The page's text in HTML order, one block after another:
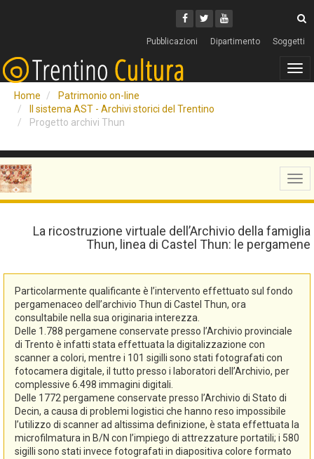
Facebook
Twitter
Youtube
Pubblicazioni Dipartimento Soggetti
Home
Patrimonio on-line
Il sistema AST - Archivi storici del Trentino
Progetto archivi Thun
La ricostruzione virtuale dell’Archivio della famiglia
Thun, linea di Castel Thun: le pergamene
Particolarmente qualificante è l’intervento effettuato sul fondo
pergamenaceo dell’archivio Thun di Castel Thun, ora
consultabile nella sua originaria interezza.
Delle 1.788 pergamene conservate presso l’Archivio provinciale
di Trento è infatti stata effettuata la digitalizzazione con
scanner a colori, mentre i 101 sigilli sono stati fotografati con
fotocamera digitale, il tutto presso i laboratori dell’Archivio, per
complessive 6.498 immagini digitali.
Delle 1772 pergamene conservate presso l’Archivio di Stato di
Decin, a causa di problemi logistici che hanno reso impossibile
l’utilizzo di scanner ad altissima definizione, è stata effettuata la
microfilmatura in B/N con l’impiego di attrezzature portatili; i 580
sigilli sono stati invece fotografati in diapositiva colore formato